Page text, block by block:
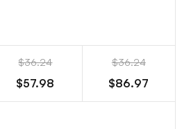
$36.24
$57.98
$36.24
$86.97